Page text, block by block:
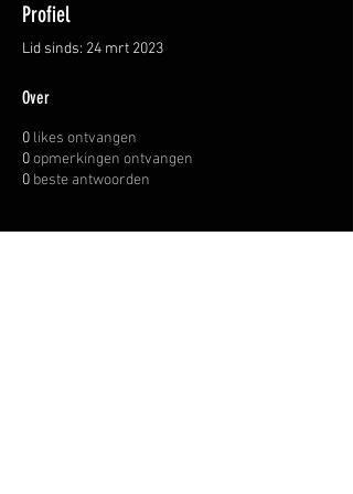
Profiel
Lid sinds: 24 mrt 2023
Over
0 likes ontvangen
0opmerkingen ontvangen
0 beste antwoorden